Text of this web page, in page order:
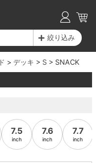
絞り込み
デッキ S SNACK
7.5
inch
7.6
inch
7.7
inch
送！
！
は3倍！
送！
！
は3倍！
）
送！
！
は3倍！
ック）
送！
！
は3倍！
ール）
送！
！
は3倍！
送！
！
は3倍！
送！
！
は3倍！
送！
！
は3倍！
送！
！
は3倍！